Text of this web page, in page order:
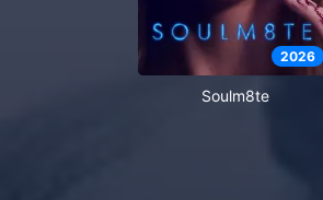
2026
Soulm8te